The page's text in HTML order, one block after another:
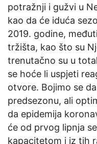
potražnji i gužvi u
kao da će iduća
2019. godine,
tržišta, kao što su
trenutačno su u
se hoće li uspjeti
otvore. Bojimo se
predsezonu, ali
da epidemija
će od prvog lipnja
kapacitetom i iz tih